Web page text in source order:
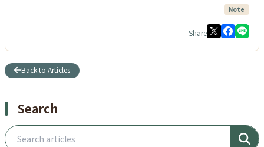
Note
Share
Back to Articles
Search
Search articles